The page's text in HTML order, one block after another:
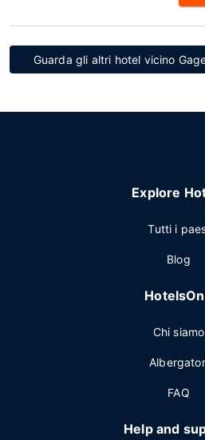
Guarda gli altri hotel vicino
Explore
Tutti i
Blog
Chi siamo
FAQ
Help and